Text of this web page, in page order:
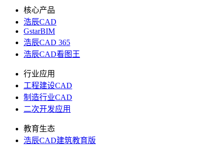
核心产品
浩辰CAD
GstarBIM
浩辰CAD 365
浩辰CAD看图王
行业应用
工程建设CAD
制造行业CAD
二次开发应用
教育生态
浩辰CAD建筑教育版